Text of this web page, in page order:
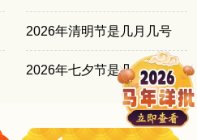
2026年清明节是几月几号
2026年七夕节是几月几号